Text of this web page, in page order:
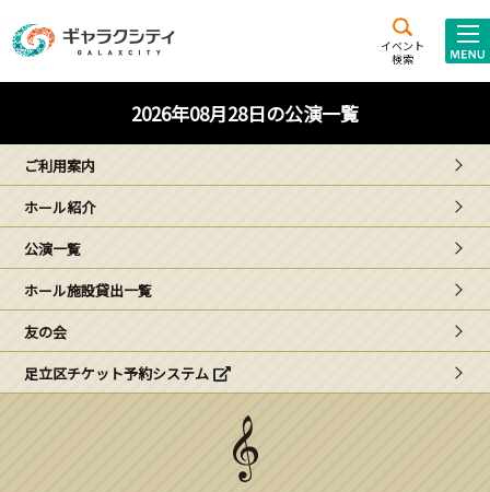
イベント
検索
施設案内
西新井
文化ホール
ギャラクシティとは
こどもみーてぃんぐ
Gがくえん
ブランドからのお知らせ
2026年08月28日の公演一覧
ご利用案内
ホール紹介
公演一覧
ホール施設貸出一覧
友の会
足立区チケット予約システム